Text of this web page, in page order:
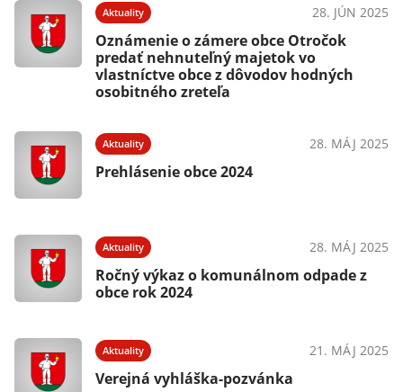
Aktuality 28. JÚN 2025
Oznámenie o zámere obce Otročok
predať nehnuteľný majetok vo
vlastníctve obce z dôvodov hodných
osobitného zreteľa
Aktuality 28. MÁJ 2025
Prehlásenie obce 2024
Aktuality 28. MÁJ 2025
Ročný výkaz o komunálnom odpade z
obce rok 2024
Aktuality 21. MÁJ 2025
Verejná vyhláška-pozvánka